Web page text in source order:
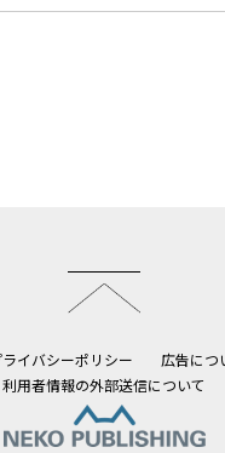
ライバシーポリシー 広告につ
利用者情報の外部送信について